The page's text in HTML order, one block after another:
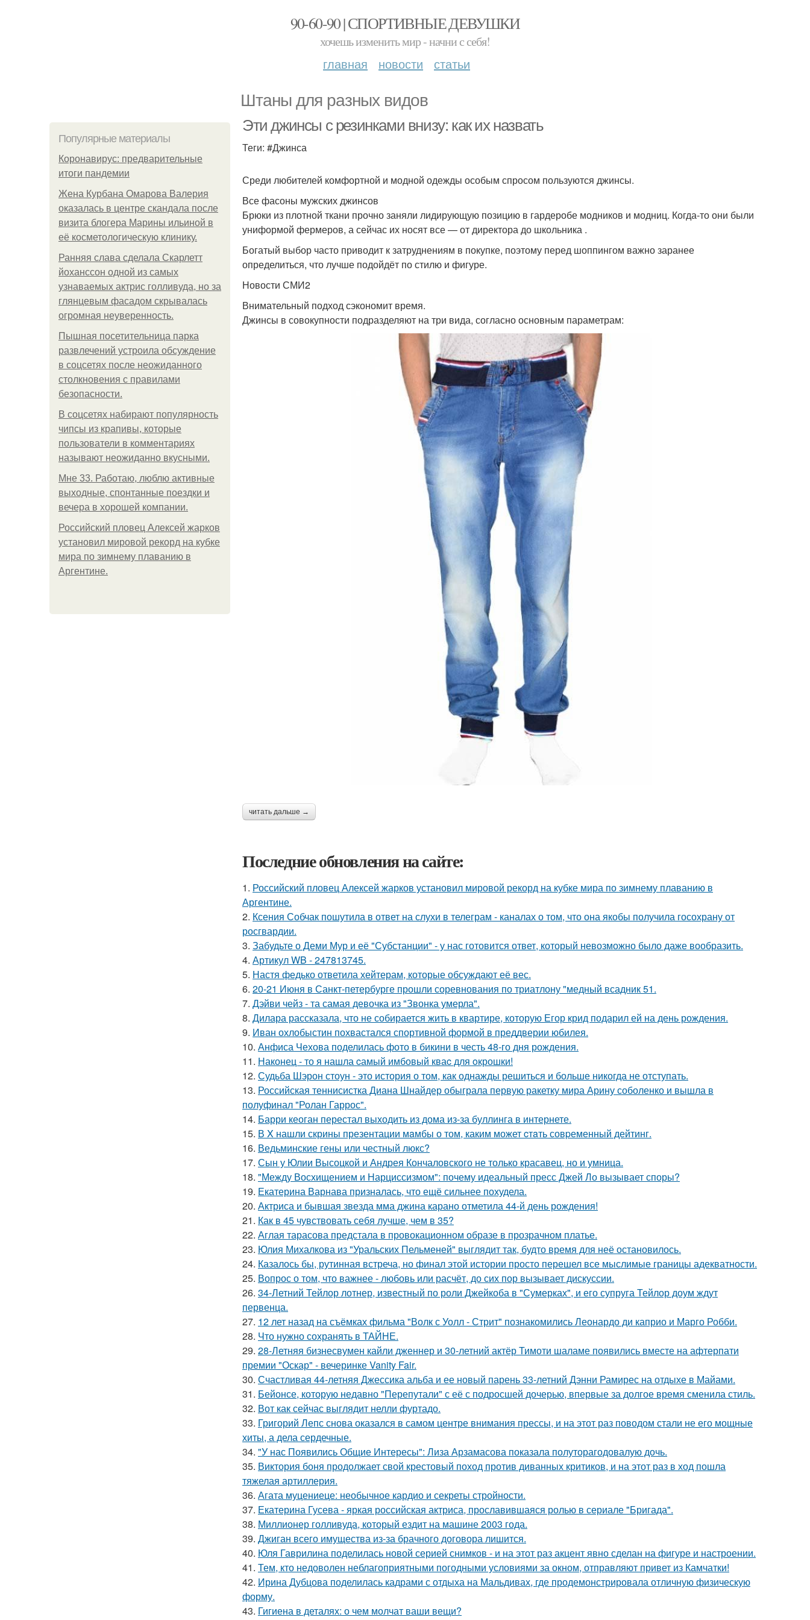
90-60-90 | СПОРТИВНЫЕ ДЕВУШКИ
хочешь изменить мир - начни с себя!
главная новости статьи
Штаны для разных видов
Популярные материалы
Коронавирус: предварительные
итоги пандемии
Жена Курбана Омарова Валерия
оказалась в центре скандала после
визита блогера Марины ильиной в
её косметологическую клинику.
Ранняя слава сделала Скарлетт
йоханссон одной из самых
узнаваемых актрис голливуда, но за
глянцевым фасадом скрывалась
огромная неуверенность.
Пышная посетительница парка
развлечений устроила обсуждение
в соцсетях после неожиданного
столкновения с правилами
безопасности.
В соцсетях набирают популярность
чипсы из крапивы, которые
пользователи в комментариях
называют неожиданно вкусными.
Мне 33. Работаю, люблю активные
выходные, спонтанные поездки и
вечера в хорошей компании.
Российский пловец Алексей жарков
установил мировой рекорд на кубке
мира по зимнему плаванию в
Аргентине.
Эти джинсы с резинками внизу: как их назвать
Теги: #Джинса
Среди любителей комфортной и модной одежды особым спросом пользуются джинсы.
Все фасоны мужских джинсов
Брюки из плотной ткани прочно заняли лидирующую позицию в гардеробе модников и модниц. Когда-то они были
униформой фермеров, а сейчас их носят все — от директора до школьника .
Богатый выбор часто приводит к затруднениям в покупке, поэтому перед шоппингом важно заранее
определиться, что лучше подойдёт по стилю и фигуре.
Новости СМИ2
Внимательный подход сэкономит время.
Джинсы в совокупности подразделяют на три вида, согласно основным параметрам:
читать дальше →
Последние обновления на сайте:
1. Российский пловец Алексей жарков установил мировой рекорд на кубке мира по зимнему плаванию в
Аргентине.
2. Ксения Собчак пошутила в ответ на слухи в телеграм - каналах о том, что она якобы получила госохрану от
росгвардии.
3. Забудьте о Деми Мур и её "Субстанции" - у нас готовится ответ, который невозможно было даже вообразить.
4. Артикул WB - 247813745.
5. Настя федько ответила хейтерам, которые обсуждают её вес.
6. 20-21 Июня в Санкт-петербурге прошли соревнования по триатлону "медный всадник 51.
7. Дэйви чейз - та самая девочка из "Звонка умерла".
8. Дилара рассказала, что не собирается жить в квартире, которую Егор крид подарил ей на день рождения.
9. Иван охлобыстин похвастался спортивной формой в преддверии юбилея.
10. Анфиса Чехова поделилась фото в бикини в честь 48-го дня рождения.
11. Наконец - то я нашла cамый имбовый кваc для oкрошки!
12. Судьба Шэрон стоун - это история о том, как однажды решиться и больше никогда не отступать.
13. Российская теннисистка Диана Шнайдер обыграла первую ракетку мира Арину соболенко и вышла в
полуфинал "Ролан Гаррос".
14. Барри кеоган перестал выходить из дома из-за буллинга в интернете.
15. В X нашли скрины презентации мaмбы о том, каким может cтaть совpеменный дейтинг.
16. Ведьминские гены или честный люкс?
17. Сын у Юлии Высоцкой и Андрея Кончаловского не только красавец, но и умница.
18. "Между Восхищением и Нарциссизмом": почему идеальный пресс Джей Ло вызывает споры?
19. Екатерина Варнава призналась, что ещё сильнее похудела.
20. Актриса и бывшая звезда мма джина карано отметила 44-й день рождения!
21. Как в 45 чувствовать себя лучше, чем в 35?
22. Аглая тарасова предстала в провокационном образе в прозрачном платье.
23. Юлия Михалкова из "Уральских Пельменей" выглядит так, будто время для неё остановилось.
24. Казалось бы, рутинная встреча, но финал этой истории просто перешел все мыслимые границы адекватности.
25. Вопрос о том, что важнее - любовь или расчёт, до сих пор вызывает дискуссии.
26. 34-Летний Тейлор лотнер, известный по роли Джейкоба в "Сумерках", и его супруга Тейлор доум ждут
первенца.
27. 12 лет назад на съёмках фильма "Волк с Уолл - Стрит" познакомились Леонардо ди каприо и Марго Робби.
28. Что нужно сохранять в ТАЙНЕ.
29. 28-Летняя бизнесвумен кайли дженнер и 30-летний актёр Тимоти шаламе появились вместе на афтерпати
премии "Оскар" - вечеринке Vanity Fair.
30. Счастливая 44-летняя Джессика альба и ее новый парень 33-летний Дэнни Рамирес на отдыхе в Майами.
31. Бейонсе, которую недавно "Перепутали" с её с подросшей дочерью, впервые за долгое время сменила стиль.
32. Вот как сейчас выглядит нелли фуртадо.
33. Григорий Лепс снова оказался в самом центре внимания прессы, и на этот раз поводом стали не его мощные
хиты, а дела сердечные.
34. "У нас Появились Общие Интересы": Лиза Арзамасова показала полуторагодовалую дочь.
35. Виктория боня продолжает свой крестовый поход против диванных критиков, и на этот раз в ход пошла
тяжелая артиллерия.
36. Агата муцениеце: необычное кардио и секреты стройности.
37. Екатерина Гусева - яркая российская актриса, прославившаяся ролью в сериале "Бригада".
38. Миллионер голливуда, который ездит на машине 2003 года.
39. Джиган всего имущества из-за брачного договора лишится.
40. Юля Гаврилина поделилась новой серией снимков - и на этот раз акцент явно сделан на фигуре и настроении.
41. Тем, кто недоволен неблагоприятными погодными условиями за окном, отправляют привет из Камчатки!
42. Ирина Дубцова поделилась кадрами с отдыха на Мальдивах, где продемонстрировала отличную физическую
форму.
43. Гигиена в деталях: о чем молчат ваши вещи?